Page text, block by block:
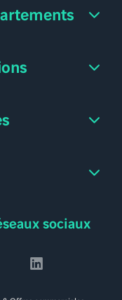
sociaux
Voir